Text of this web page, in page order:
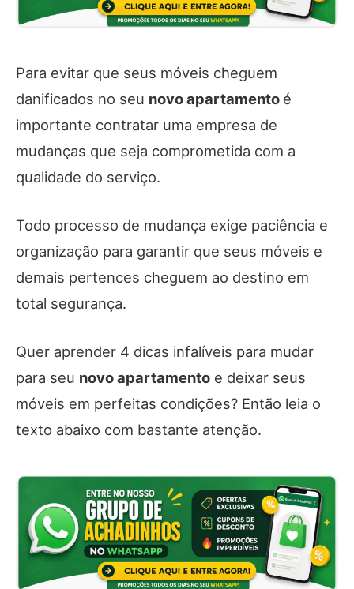
Para evitar que seus móveis cheguem
danificados no seu novo apartamento é
importante contratar uma empresa de
mudanças que seja comprometida com a
qualidade do serviço.
Todo processo de mudança exige paciência e
organização para garantir que seus móveis e
demais pertences cheguem ao destino em
total segurança.
Quer aprender 4 dicas infalíveis para mudar
para seu novo apartamento e deixar seus
móveis em perfeitas condições? Então leia o
texto abaixo com bastante atenção.